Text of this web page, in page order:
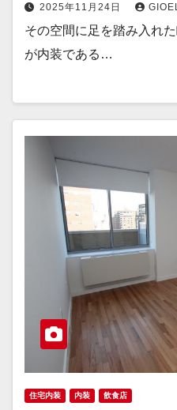
2025年11月24日
その空間に足を踏み入れ
が内装である…
住宅内装 内装 飲食店